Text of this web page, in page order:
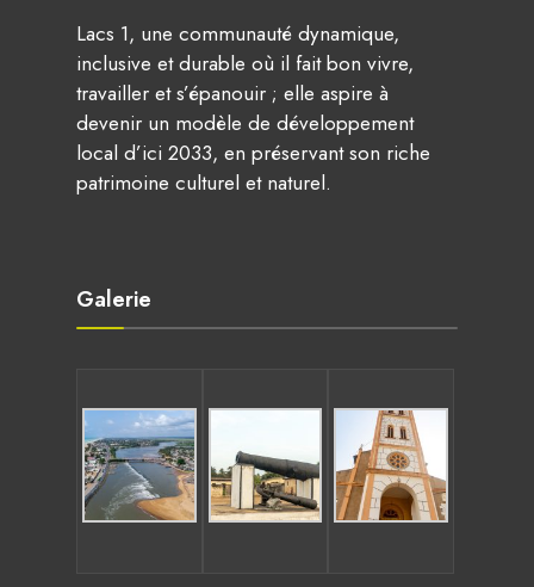
Lacs 1, une communauté dynamique,
inclusive et durable où il fait bon vivre,
travailler et s’épanouir ; elle aspire à
devenir un modèle de développement
local d’ici 2033, en préservant son riche
patrimoine culturel et naturel.
Galerie